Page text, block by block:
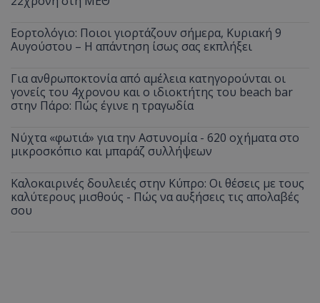
Εορτολόγιο: Ποιοι γιορτάζουν σήμερα, Κυριακή 9
Αυγούστου – Η απάντηση ίσως σας εκπλήξει
Για ανθρωποκτονία από αμέλεια κατηγορούνται οι
γονείς του 4χρονου και ο ιδιοκτήτης του beach bar
στην Πάρο: Πώς έγινε η τραγωδία
Νύχτα «φωτιά» για την Αστυνομία - 620 οχήματα στο
μικροσκόπιο και μπαράζ συλλήψεων
Καλοκαιρινές δουλειές στην Κύπρο: Οι θέσεις με τους
καλύτερους μισθούς - Πώς να αυξήσεις τις απολαβές
σου